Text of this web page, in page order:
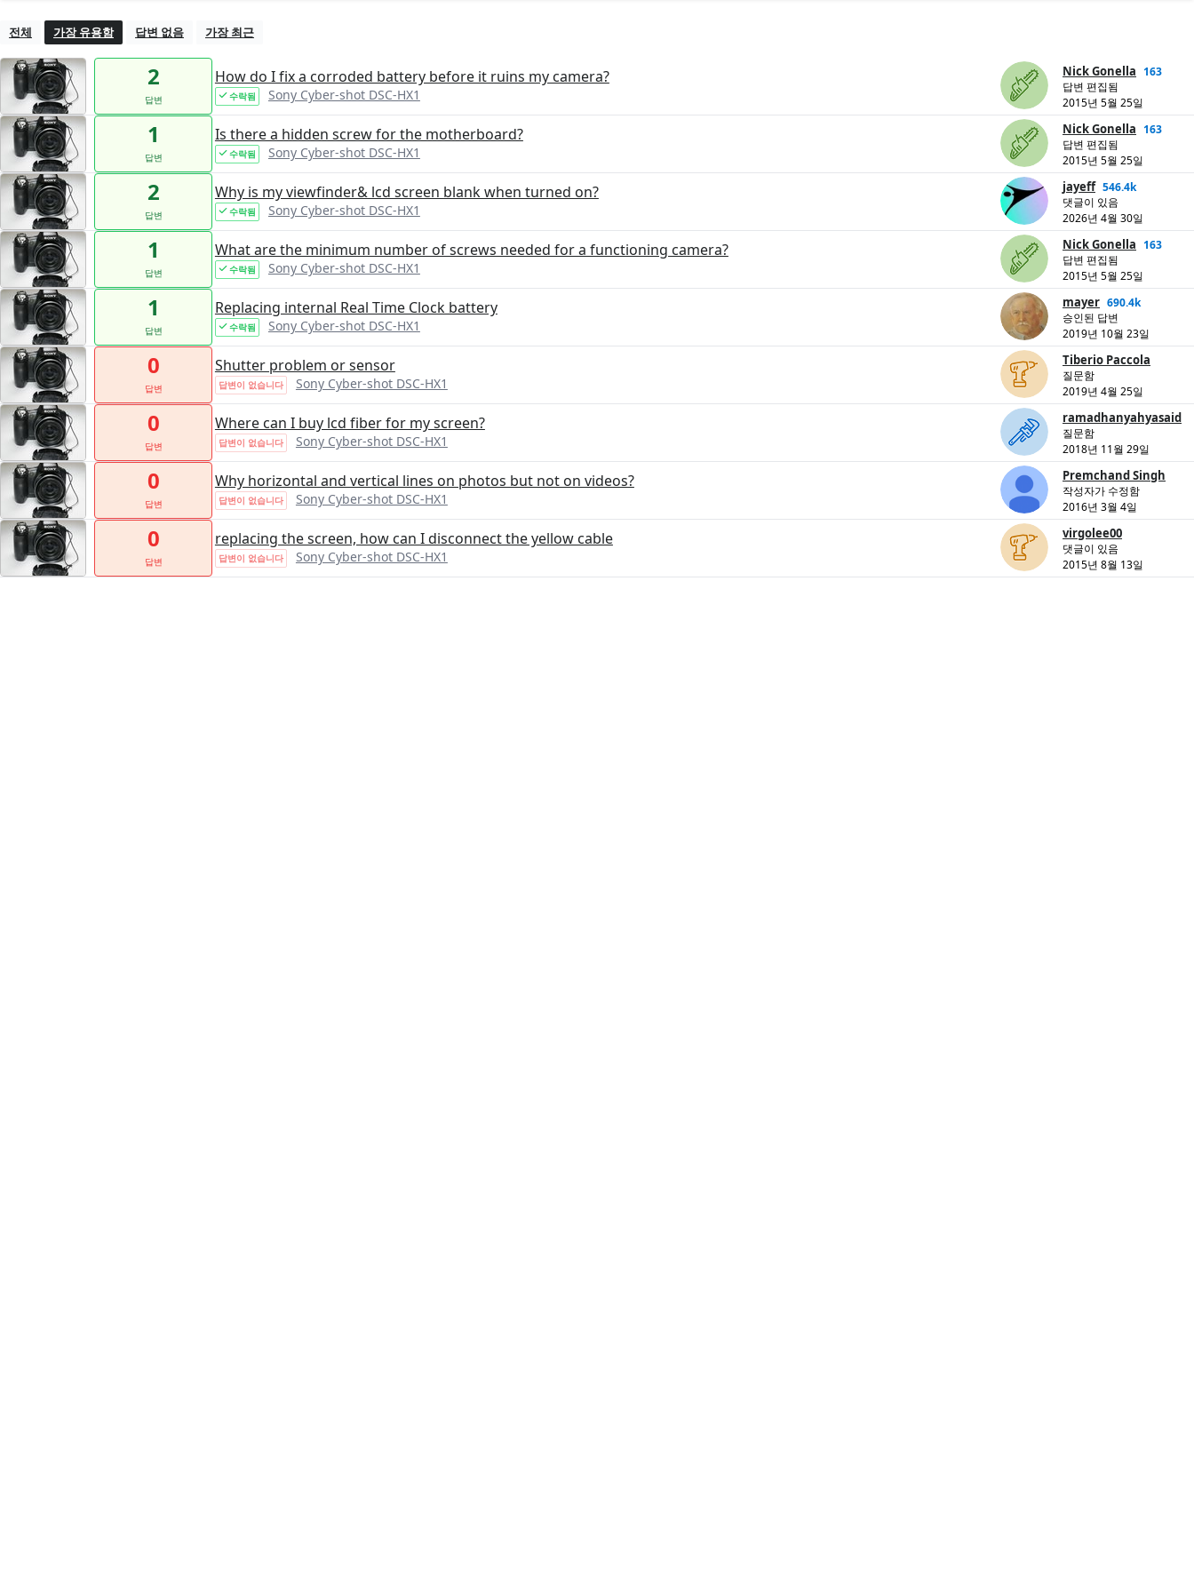
전체 가장 유용함 답변 없음 가장 최근
2
답변
How do I fix a corroded battery before it ruins my camera?
수락됨 Sony Cyber-shot DSC-HX1
Nick Gonella 163
답변 편집됨
2015년 5월 25일
1
답변
Is there a hidden screw for the motherboard?
수락됨 Sony Cyber-shot DSC-HX1
Nick Gonella 163
답변 편집됨
2015년 5월 25일
2
답변
Why is my viewfinder& lcd screen blank when turned on?
수락됨 Sony Cyber-shot DSC-HX1
jayeff 546.4k
댓글이 있음
2026년 4월 30일
1
답변
What are the minimum number of screws needed for a functioning camera?
수락됨 Sony Cyber-shot DSC-HX1
Nick Gonella 163
답변 편집됨
2015년 5월 25일
1
답변
Replacing internal Real Time Clock battery
수락됨 Sony Cyber-shot DSC-HX1
mayer 690.4k
승인된 답변
2019년 10월 23일
0
답변
Shutter problem or sensor
답변이 없습니다 Sony Cyber-shot DSC-HX1
Tiberio Paccola
질문함
2019년 4월 25일
0
답변
Where can I buy lcd fiber for my screen?
답변이 없습니다 Sony Cyber-shot DSC-HX1
ramadhanyahyasaid
질문함
2018년 11월 29일
0
답변
Why horizontal and vertical lines on photos but not on videos?
답변이 없습니다 Sony Cyber-shot DSC-HX1
Premchand Singh
작성자가 수정함
2016년 3월 4일
0
답변
replacing the screen, how can I disconnect the yellow cable
답변이 없습니다 Sony Cyber-shot DSC-HX1
virgolee00
댓글이 있음
2015년 8월 13일